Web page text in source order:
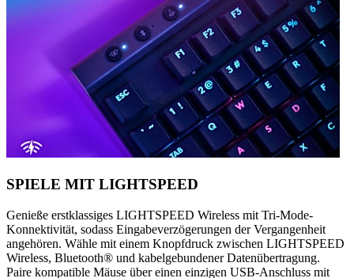
SPIELE MIT LIGHTSPEED
Genieße erstklassiges LIGHTSPEED Wireless mit Tri-Mode-
Konnektivität, sodass Eingabeverzögerungen der Vergangenheit
angehören. Wähle mit einem Knopfdruck zwischen LIGHTSPEED
Wireless, Bluetooth® und kabelgebundener Datenübertragung.
Paire kompatible Mäuse über einen einzigen USB-Anschluss mit